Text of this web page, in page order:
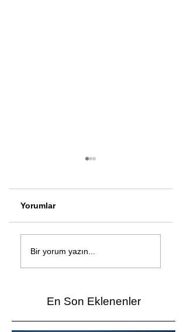
yeni şarkı: Bir Ev
Yorumlar
Bir yorum yazın...
En Son Eklenenler